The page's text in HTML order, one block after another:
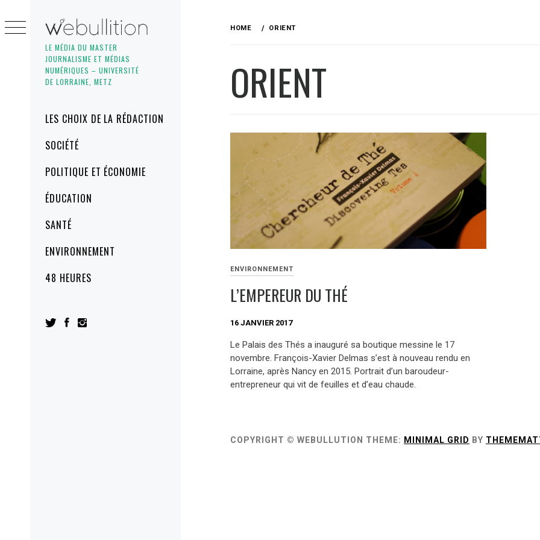
LE MÉDIA DU MASTER
JOURNALISME ET MÉDIAS
NUMÉRIQUES – UNIVERSITÉ
DE LORRAINE, METZ
MenuLES CHOIX DE LA RÉDACTION
SOCIÉTÉ
POLITIQUE ET ÉCONOMIE
ÉDUCATION
SANTÉ
ENVIRONNEMENT
48 HEURES
to
content
HOME ORIENT
ORIENT
ENVIRONNEMENT
L’EMPEREUR DU THÉ
16 JANVIER 2017
Le Palais des Thés a inauguré sa boutique messine le 17
novembre. François-Xavier Delmas s’est à nouveau rendu en
Lorraine, après Nancy en 2015. Portrait d’un baroudeur-
entrepreneur qui vit de feuilles et d’eau chaude.
COPYRIGHT © WEBULLUTION THEME: MINIMAL GRID BY